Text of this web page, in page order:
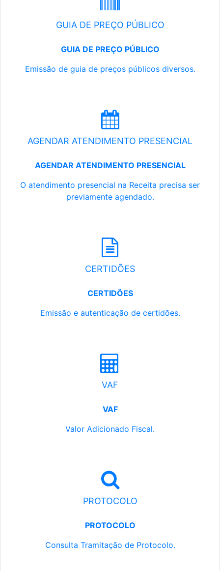
GUIA DE PREÇO PÚBLICO
GUIA DE PREÇO PÚBLICO
Emissão de guia de preços públicos diversos.
AGENDAR ATENDIMENTO PRESENCIAL
AGENDAR ATENDIMENTO PRESENCIAL
O atendimento presencial na Receita precisa ser
previamente agendado.
CERTIDÕES
CERTIDÕES
Emissão e autenticação de certidões.
VAF
VAF
Valor Adicionado Fiscal.
PROTOCOLO
PROTOCOLO
Consulta Tramitação de Protocolo.